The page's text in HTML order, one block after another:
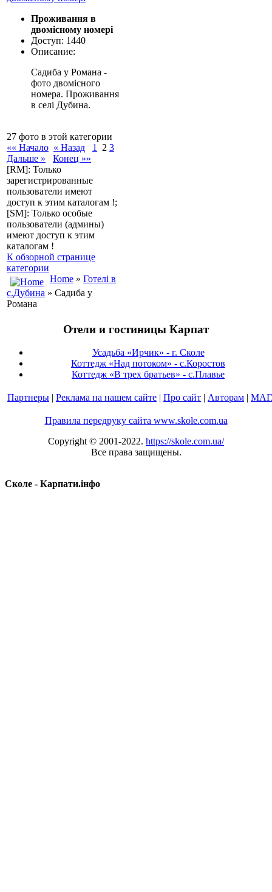
Проживання в
двомісному номері
Доступ: 1440
Описание:
Садиба у Романа -
фото двомісного
номера. Проживання
в селі Дубина.
27 фото в этой категории
«« Начало « Назад 1 2 3
Дальше »
Конец »»
[RM]: Только
зарегистрированные
пользователи имеют
доступ к этим каталогам !;
[SM]: Только особые
пользователи (админы)
имеют доступ к этим
каталогам !
К обзорной странице
категории
Home » Готелі в
с.Дубина » Садиба у
Романа
Отели и гостиницы Карпат
Усадьба «Ирчик» - г. Сколе
Коттедж «Над потоком» - с.Коростов
Коттедж «В трех братьев» - с.Плавье
Партнеры | Реклама на нашем сайте | Про сайт | Авторам |
Правила передруку сайта www.skole.com.ua
Copyright © 2001-2022. https://skole.com.ua/
Все права защищены.
Сколе - Карпати.інфо